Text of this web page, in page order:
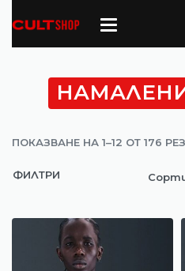
ПОКАЗВАНЕ НА 1–12 ОТ 176
ФИЛТРИ